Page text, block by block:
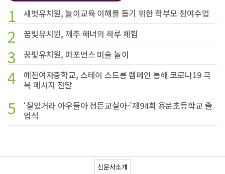
1 새벗유치원, 놀이교육 이해를 돕기 위한 학부모 참여수업
2 꿈빛유치원, 제주 해녀의 하루 체험
3 꿈빛유치원, 퍼포먼스 미술 놀이
4
예천여자중학교, 스테이 스트롱 캠페인 통해 코로나19 극
복 메시지 전달
5
‘잘있거라 아우들아 정든교실아-’제94회 용문초등학교 졸
업식
신문사소개